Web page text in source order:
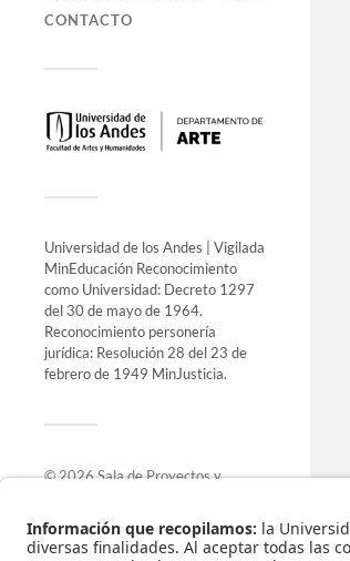
CONTACTO
Universidad de los Andes | Vigilada
MinEducación Reconocimiento
como Universidad: Decreto 1297
del 30 de mayo de 1964.
Reconocimiento personería
jurídica: Resolución 28 del 23 de
febrero de 1949 MinJusticia.
© 2026Sala de Proyectos y
Funciona con
.
Tema deAnders Norén.